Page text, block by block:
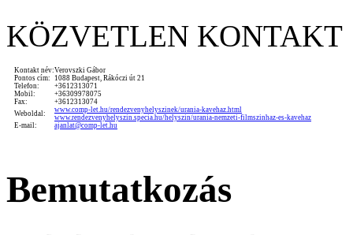
KÖZVETLEN KONTAKT
Kontakt név:Verovszki Gábor
Pontos cím:
1088 Budapest, Rákóczi út 21
Telefon:
+3612313071
Mobil:
+36309978075
Fax:
+3612313074
Weboldal:
www.comp-let.hu/rendezvenyhelyszinek/urania-kavehaz.html
www.rendezvenyhelyszin.specia.hu/helyszin/urania-nemzeti-filmszinhaz-es-kavehaz
E-mail:
ajanlat@comp-let.hu
Bemutatkozás